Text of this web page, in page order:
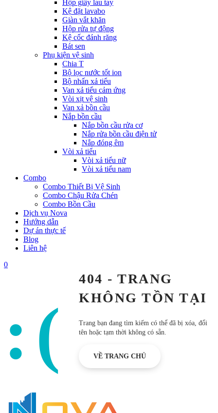
Hộp giấy lau tay
Kệ đặt lavabo
Giàn vắt khăn
Hộp rửa tự động
Kệ cốc đánh răng
Bát sen
Phụ kiện vệ sinh
Chia T
Bộ lọc nước tốt ion
Bộ nhấn xả tiểu
Van xả tiểu cảm ứng
Vòi xịt vệ sinh
Van xả bồn cầu
Nắp bồn cầu
Nắp bồn cầu rửa cơ
Nắp rửa bồn cầu điện tử
Nắp đóng êm
Vòi xả tiểu
Vòi xả tiểu nữ
Vòi xả tiểu nam
Combo
Combo Thiết Bị Vệ Sinh
Combo Chậu Rửa Chén
Combo Bồn Cầu
Dịch vụ Nova
Hướng dẫn
Dự án thực tế
Blog
Liên hệ
0
:(
404 - TRANG
KHÔNG TỒN TẠI
Trang bạn đang tìm kiếm có thể đã bị xóa, đổi
tên hoặc tạm thời không có sẵn.
VỀ TRANG CHỦ